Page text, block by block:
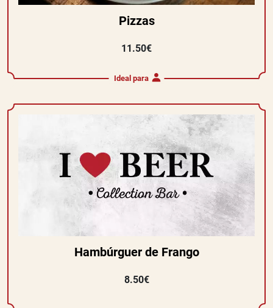
Pizzas
11.50€
Ideal para
Hambúrguer de Frango
8.50€